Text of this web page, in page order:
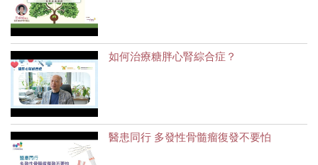
如何治療糖胖心腎綜合症？
醫患同行 多發性骨髓瘤復發不要怕